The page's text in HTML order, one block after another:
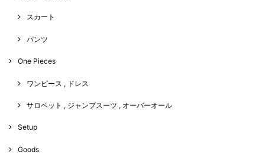
スカート
パンツ
One Pieces
ワンピース , ドレス
サロペット , ジャンプスーツ , オーバーオール
Setup
Goods